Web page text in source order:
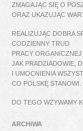
ZMAGAJĄC SIĘ O
ORAZ UKAZUJĄC
REALIZUJĄC DOBRA
CODZIENNY TRUD
PRACY ORGANICZNEJ
JAK PRADZIADOWIE,
I UMOCNIENIA
CO POLSKĘ STANOWI.
DO TEGO WZYWAMY
ARCHIWA